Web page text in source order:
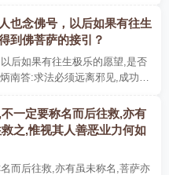
也念佛号，以后如果有往生
到佛菩萨的接引？
后如果有往生极乐的愿望,是否
南答:求法必须远离邪见,成功在
一定要称名而后往救,亦有
之,惟视其人善恶业力何如
而后往救,亦有虽未称名,菩萨亦